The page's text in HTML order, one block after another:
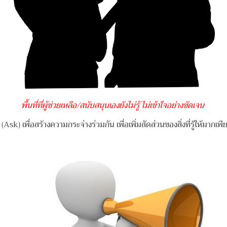
พื้นที่ที่ผู้ช่วยเหลือ/สนับสนุนเองยังไม่รู้ ไม่เข้าใจอย่างชัดเจน
เพื่อสร้างความกระจ่างร่วมกัน เพื่อเพิ่มสัดส่วนของสิ่งที่รู้ให้มากเ